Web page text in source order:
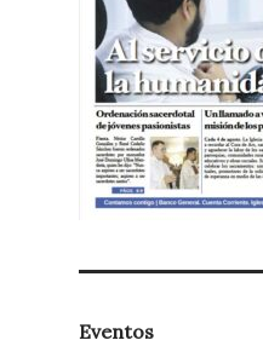
Eventos